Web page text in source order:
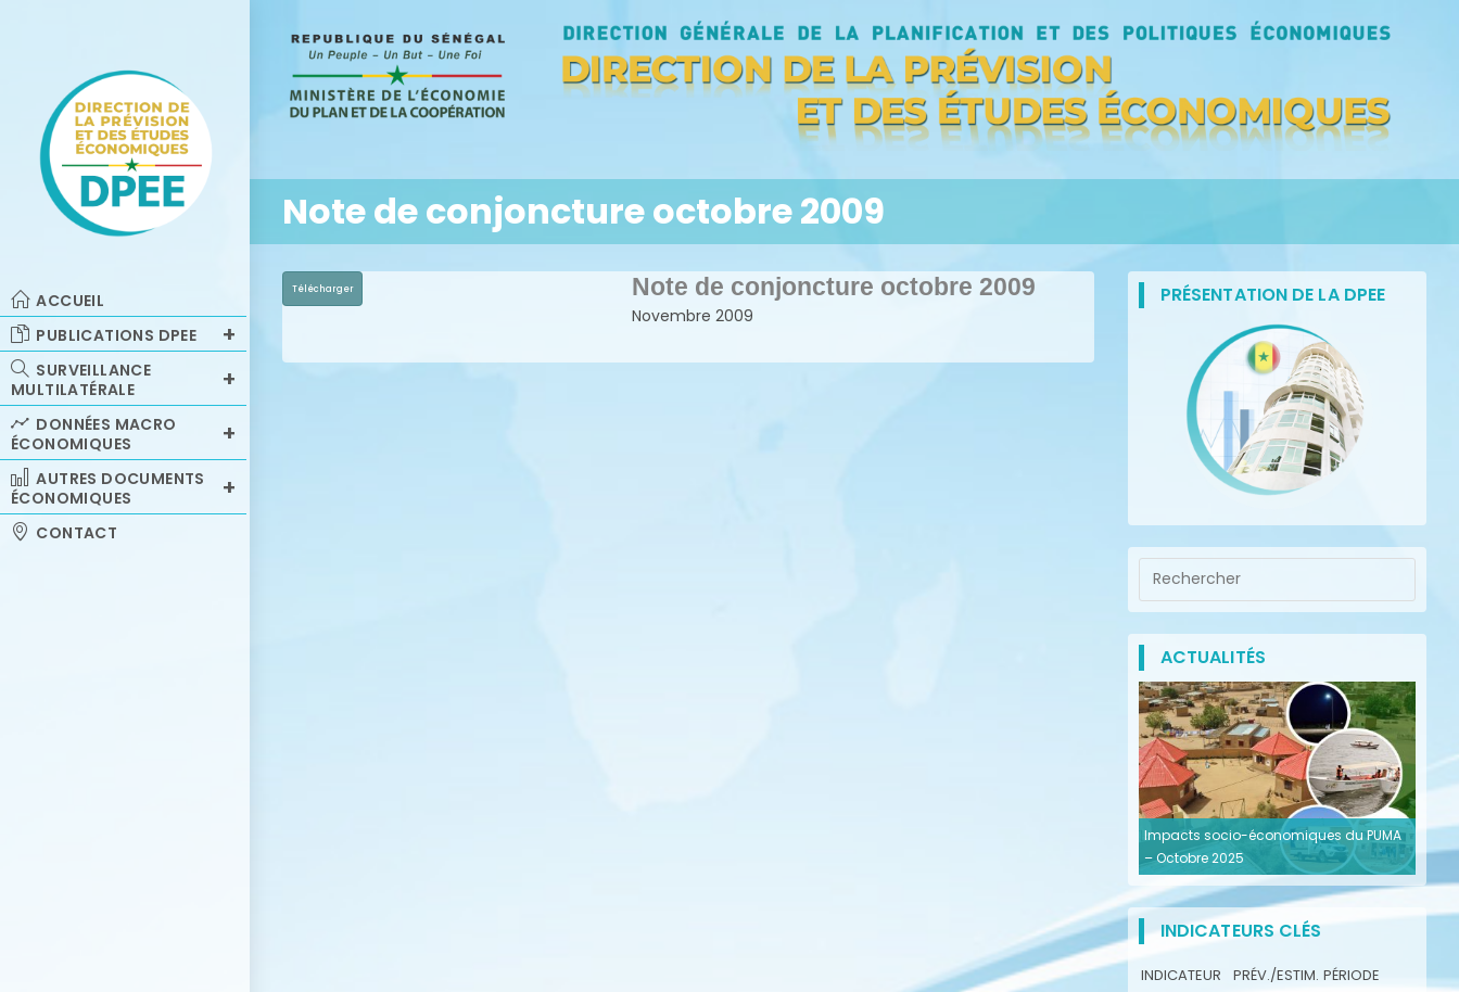
ACCUEIL
PUBLICATIONS DPEE
SURVEILLANCE
MULTILATÉRALE
DONNÉES MACRO
ÉCONOMIQUES
AUTRES DOCUMENTS
ÉCONOMIQUES
CONTACT
Note de conjoncture octobre 2009
Télécharger Note de conjoncture octobre 2009
Novembre 2009
PRÉSENTATION DE LA DPEE
ACTUALITÉS
Impacts socio-économiques du PUMA
– Octobre 2025
INDICATEURS CLÉS
INDICATEUR PRÉV./ESTIM. PÉRIODE